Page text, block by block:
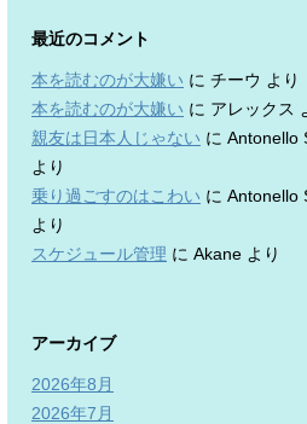
最近のコメント
本を読むのが大嫌い に チーウ より
本を読むのが大嫌い に アレックス
親友は日本人じゃない に Antonello
より
乗り過ごすのはこわい に Antonello
より
スケジュール管理 に Akane より
アーカイブ
2026年8月
2026年7月